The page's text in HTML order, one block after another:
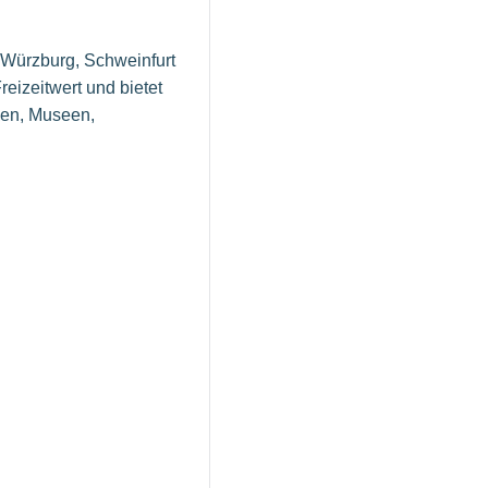
Schweinfurt
und bietet
Museen,